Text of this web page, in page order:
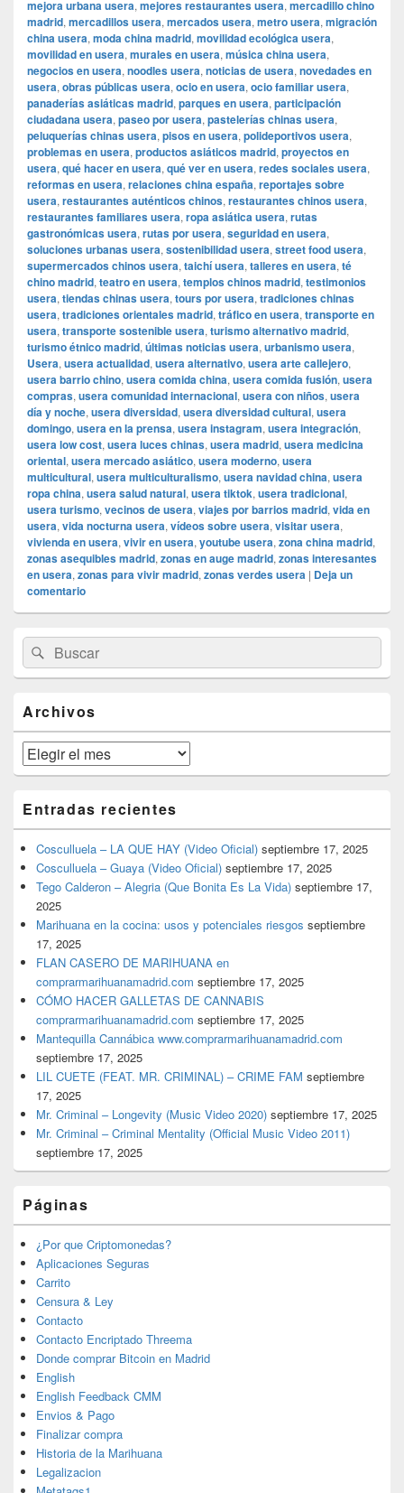
mejora urbana usera, mejores restaurantes usera, mercadillo chino
madrid, mercadillos usera, mercados usera, metro usera, migración
china usera, moda china madrid, movilidad ecológica usera,
movilidad en usera, murales en usera, música china usera,
negocios en usera, noodles usera, noticias de usera, novedades en
usera, obras públicas usera, ocio en usera, ocio familiar usera,
panaderías asiáticas madrid, parques en usera, participación
ciudadana usera, paseo por usera, pastelerías chinas usera,
peluquerías chinas usera, pisos en usera, polideportivos usera,
problemas en usera, productos asiáticos madrid, proyectos en
usera, qué hacer en usera, qué ver en usera, redes sociales usera,
reformas en usera, relaciones china españa, reportajes sobre
usera, restaurantes auténticos chinos, restaurantes chinos usera,
restaurantes familiares usera, ropa asiática usera, rutas
gastronómicas usera, rutas por usera, seguridad en usera,
soluciones urbanas usera, sostenibilidad usera, street food usera,
supermercados chinos usera, taichí usera, talleres en usera, té
chino madrid, teatro en usera, templos chinos madrid, testimonios
usera, tiendas chinas usera, tours por usera, tradiciones chinas
usera, tradiciones orientales madrid, tráfico en usera, transporte en
usera, transporte sostenible usera, turismo alternativo madrid,
turismo étnico madrid, últimas noticias usera, urbanismo usera,
Usera, usera actualidad, usera alternativo, usera arte callejero,
usera barrio chino, usera comida china, usera comida fusión, usera
compras, usera comunidad internacional, usera con niños, usera
día y noche, usera diversidad, usera diversidad cultural, usera
domingo, usera en la prensa, usera instagram, usera integración,
usera low cost, usera luces chinas, usera madrid, usera medicina
oriental, usera mercado asiático, usera moderno, usera
multicultural, usera multiculturalismo, usera navidad china, usera
ropa china, usera salud natural, usera tiktok, usera tradicional,
usera turismo, vecinos de usera, viajes por barrios madrid, vida en
usera, vida nocturna usera, vídeos sobre usera, visitar usera,
vivienda en usera, vivir en usera, youtube usera, zona china madrid,
zonas asequibles madrid, zonas en auge madrid, zonas interesantes
en usera, zonas para vivir madrid, zonas verdes usera | Deja un
comentario
área
de
widget
lateral
primaria
Buscar
por:
Buscar
Archivos
Archivos
Entradas recientes
Cosculluela – LA QUE HAY (Video Oficial) septiembre 17, 2025
Cosculluela – Guaya (Video Oficial) septiembre 17, 2025
Tego Calderon – Alegria (Que Bonita Es La Vida) septiembre 17,
2025
Marihuana en la cocina: usos y potenciales riesgos septiembre
17, 2025
FLAN CASERO DE MARIHUANA en
comprarmarihuanamadrid.com septiembre 17, 2025
CÓMO HACER GALLETAS DE CANNABIS
comprarmarihuanamadrid.com septiembre 17, 2025
Mantequilla Cannábica www.comprarmarihuanamadrid.com
septiembre 17, 2025
LIL CUETE (FEAT. MR. CRIMINAL) – CRIME FAM septiembre
17, 2025
Mr. Criminal – Longevity (Music Video 2020) septiembre 17, 2025
Mr. Criminal – Criminal Mentality (Official Music Video 2011)
septiembre 17, 2025
Páginas
¿Por que Criptomonedas?
Aplicaciones Seguras
Carrito
Censura & Ley
Contacto
Contacto Encriptado Threema
Donde comprar Bitcoin en Madrid
English
English Feedback CMM
Envios & Pago
Finalizar compra
Historia de la Marihuana
Legalizacion